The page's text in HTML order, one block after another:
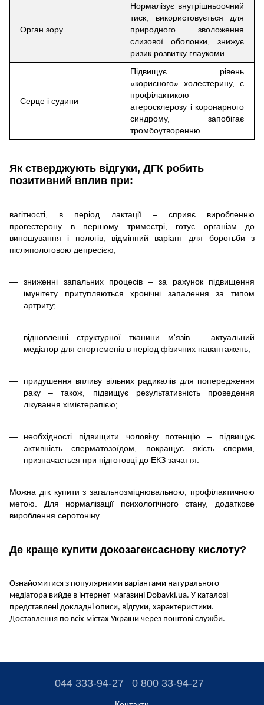
Орган зору
Нормалізує внутрішньоочний
тиск, використовується для
природного зволоження
слизової оболонки, знижує
ризик розвитку глаукоми.
Серце і судини
Підвищує рівень
«корисного» холестерину, є
профілактикою
атеросклерозу і коронарного
синдрому, запобігає
тромбоутворенню.
Як стверджують відгуки, ДГК робить
позитивний вплив при:
вагітності, в період лактації – сприяє виробленню
прогестерону в першому триместрі, готує організм до
виношування і пологів, відмінний варіант для боротьби з
післяпологовою депресією;
зниженні запальних процесів – за рахунок підвищення
імунітету притупляються хронічні запалення за типом
артриту;
відновленні структурної тканини м'язів – актуальний
медіатор для спортсменів в період фізичних навантажень;
придушення впливу вільних радикалів для попередження
раку – також, підвищує результативність проведення
лікування хімієтерапією;
необхідності підвищити чоловічу потенцію – підвищує
активність сперматозоїдом, покращує якість сперми,
призначається при підготовці до ЕКЗ зачаття.
Можна дгк купити з загальнозміцнювальною, профілактичною
метою. Для нормалізації психологічного стану, додаткове
вироблення серотоніну.
Де краще купити докозагексаєнову кислоту?
Ознайомитися з популярними варіантами натурального
медіатора вийде в інтернет-магазині Dobavki.ua. У каталозі
представлені докладні описи, відгуки, характеристики.
Доставлення по всіх містах України через поштові служби.
044 333-94-27 0 800 33-94-27